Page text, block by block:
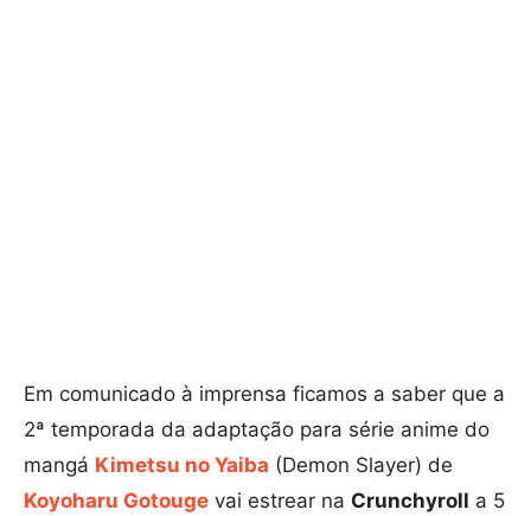
Em comunicado à imprensa ficamos a saber que a
2ª temporada da adaptação para série anime do
mangá Kimetsu no Yaiba (Demon Slayer) de
Koyoharu Gotouge vai estrear na Crunchyroll a 5